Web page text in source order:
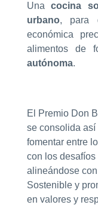
Unacocina
urbano, para
económica
alimentos de
autónoma.
El Premio Don
se consolida
fomentar entre
con los
alineándose
Sostenible y
en valores y